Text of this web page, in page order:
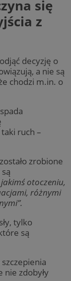
się
z
decyzję o
a nie są
chodzi m.in. o
ruch –
zrobione
jakimś otoczeniu,
różnymi
tylko
są
nie zdobyły